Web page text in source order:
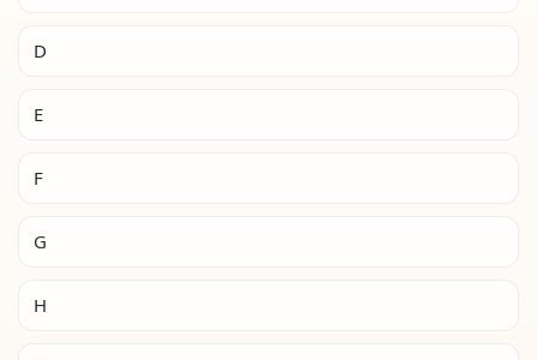
D
E
F
G
H